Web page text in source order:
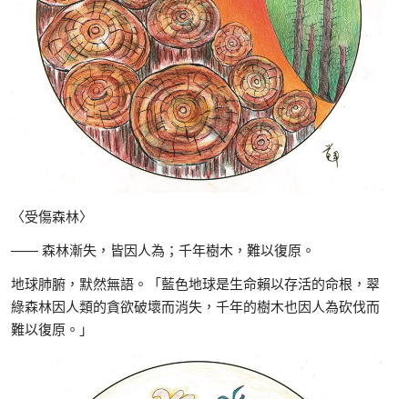
〈受傷森林〉
—— 森林漸失，皆因人為；千年樹木，難以復原。
地球肺腑，默然無語。「藍色地球是生命賴以存活的命根，翠
綠森林因人類的貪欲破壞而消失，千年的樹木也因人為砍伐而
難以復原。」